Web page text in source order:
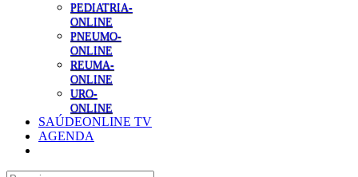
PEDIATRIA-
ONLINE
PNEUMO-
ONLINE
REUMA-
ONLINE
URO-
ONLINE
SAÚDEONLINE TV
AGENDA